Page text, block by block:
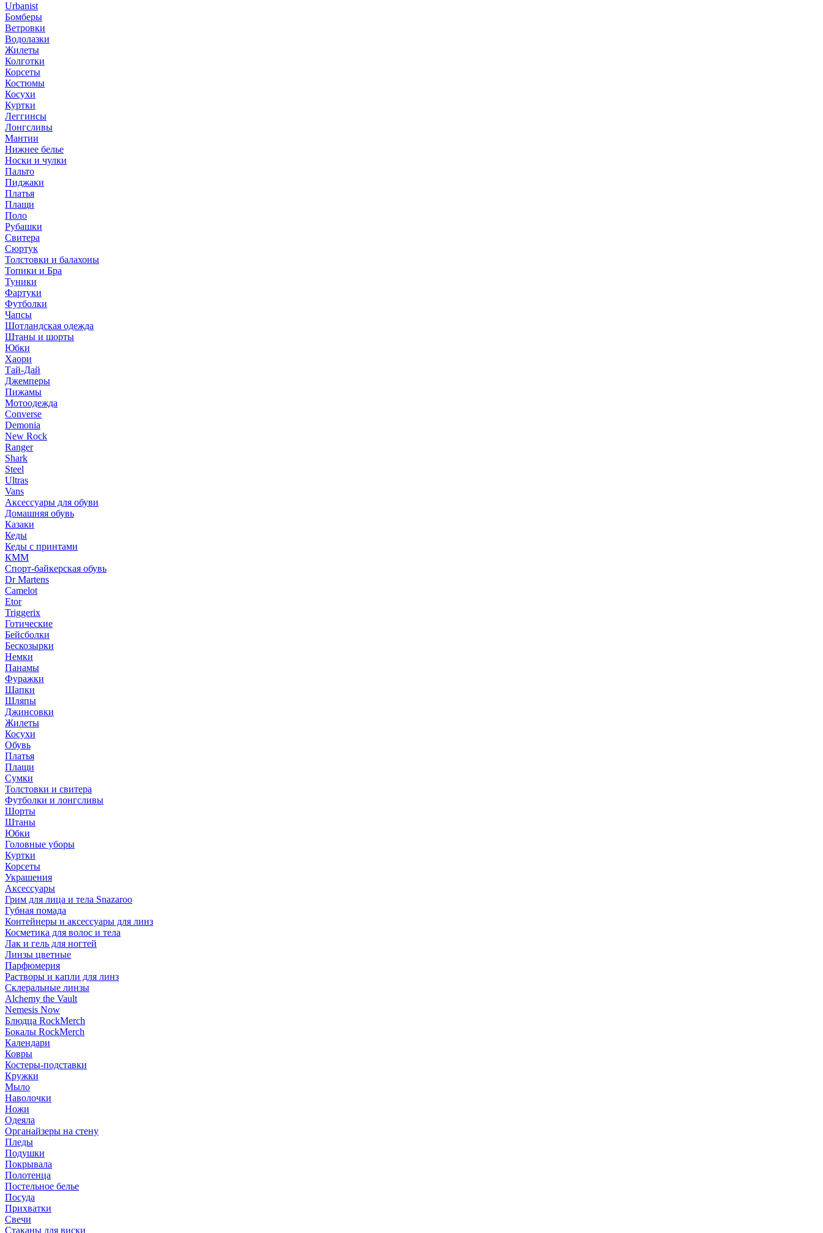
Urbanist
Бомберы
Ветровки
Водолазки
Жилеты
Колготки
Корсеты
Костюмы
Косухи
Куртки
Леггинсы
Лонгсливы
Мантии
Нижнее белье
Носки и чулки
Пальто
Пиджаки
Платья
Плащи
Поло
Рубашки
Свитера
Сюртук
Толстовки и балахоны
Топики и Бра
Туники
Фартуки
Футболки
Чапсы
Шотландская одежда
Штаны и шорты
Юбки
Хаори
Тай-Дай
Джемперы
Пижамы
Мотоодежда
Converse
Demonia
New Rock
Ranger
Shark
Steel
Ultras
Vans
Аксессуары для обуви
Домашняя обувь
Казаки
Кеды
Кеды с принтами
КММ
Спорт-байкерская обувь
Dr Martens
Camelot
Etor
Triggerix
Готические
Бейсболки
Бескозырки
Немки
Панамы
Фуражки
Шапки
Шляпы
Джинсовки
Жилеты
Косухи
Обувь
Платья
Плащи
Сумки
Толстовки и свитера
Футболки и лонгсливы
Шорты
Штаны
Юбки
Головные уборы
Куртки
Корсеты
Украшения
Аксессуары
Грим для лица и тела Snazaroo
Губная помада
Контейнеры и аксессуары для линз
Косметика для волос и тела
Лак и гель для ногтей
Линзы цветные
Парфюмерия
Растворы и капли для линз
Склеральные линзы
Alchemy the Vault
Nemesis Now
Блюдца RockMerch
Бокалы RockMerch
Календари
Ковры
Костеры-подставки
Кружки
Мыло
Наволочки
Ножи
Одеяла
Органайзеры на стену
Пледы
Подушки
Покрывала
Полотенца
Постельное белье
Посуда
Прихватки
Свечи
Стаканы для виски